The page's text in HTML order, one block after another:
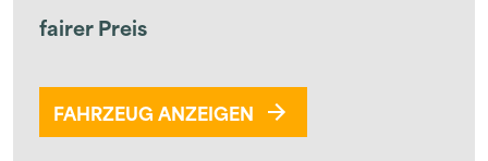
fairer Preis
FAHRZEUG ANZEIGEN